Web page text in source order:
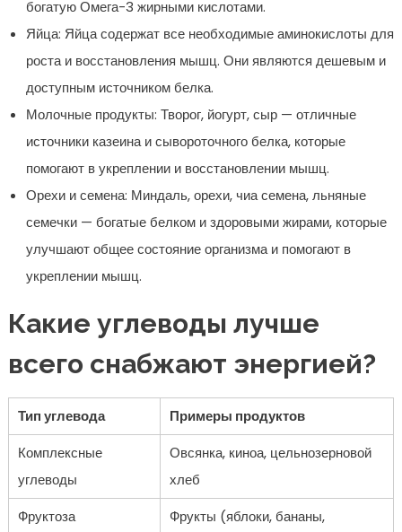
богатую Омега-3 жирными кислотами.
Яйца: Яйца содержат все необходимые аминокислоты для
роста и восстановления мышц. Они являются дешевым и
доступным источником белка.
Молочные продукты: Творог, йогурт, сыр — отличные
источники казеина и сывороточного белка, которые
помогают в укреплении и восстановлении мышц.
Орехи и семена: Миндаль, орехи, чиа семена, льняные
семечки — богатые белком и здоровыми жирами, которые
улучшают общее состояние организма и помогают в
укреплении мышц.
Какие углеводы лучше
всего снабжают энергией?
Тип углевода
Примеры продуктов
Комплексные
углеводы
Овсянка, киноа, цельнозерновой
хлеб
Фруктоза
Фрукты (яблоки, бананы,